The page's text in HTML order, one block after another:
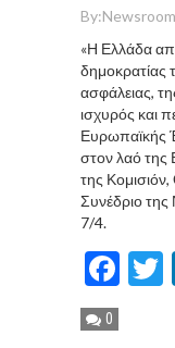
By:
«Η Ελλάδα
δημοκρατίας
ασφάλειας,
ισχυρός και
Ευρωπαϊκής
στον λαό της
της
Συνέδριο της
7/4.
0